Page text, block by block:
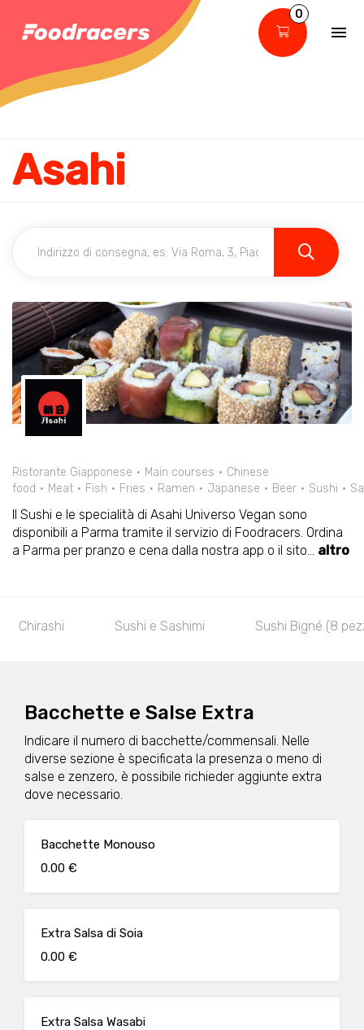
0
Asahi
Ristorante Giapponese Main courses
Chinese
food
Meat Fish Fries Ramen Japanese Beer Sushi
Il Sushi e le specialità di Asahi Universo Vegan sono
disponibili a Parma tramite il servizio di Foodracers. Ordina
a Parma per pranzo e cena dalla nostra app o il sito... altro
Chirashi Sushi e Sashimi Sushi Bigné (8
Bacchette e Salse Extra
Indicare il numero di bacchette/commensali. Nelle
diverse sezione è specificata la presenza o meno di
salse e zenzero, è possibile richieder aggiunte extra
dove necessario.
Bacchette Monouso
0.00 €
Extra Salsa di Soia
0.00 €
Extra Salsa Wasabi